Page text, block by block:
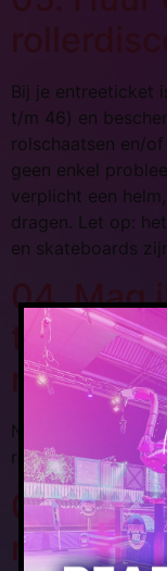
Bij je entreeticket
t/m 46) en
rolschaatsen en/
geen enkel
verplicht een
dragen. Let op:
en skateboards
04. Mag
Nee, je mag niet
rolschaatsen. Dit
03.